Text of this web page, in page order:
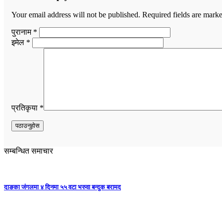
Your email address will not be published. Required fields are
पुरानाम *
इमेल *
प्रतिकृया *
सम्बन्धित समाचार
दाङका जंगलमा ४ दिनमा ५५ वटा भरुवा बन्दुक बरामद